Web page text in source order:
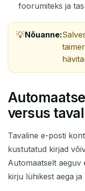
foorumiteks ja
Nõuanne:
versus
Tavaline e-posti
kustutatud kirjad
Automaatselt aeguv
kirju lühikest aega